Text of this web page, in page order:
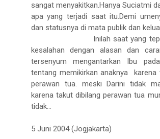
sangat menyakitkan.Hanya Suciatmi
apa yang terjadi saat itu.Demi
dan statusnya di mata publik dan
Inilah saat yang
kesalahan dengan alasan dan
tersenyum mengantarkan Ibu
tentang memikirkan anaknya
karena
perawan tua. meski Darini tidak
karena takut dibilang perawan tua
tidak...
5 Juni 2004 (Jogjakarta)